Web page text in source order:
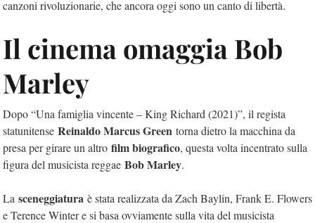
canzoni rivoluzionarie, che ancora oggi sono un canto di libertà.
Il cinema omaggia Bob
Marley
Dopo “Una famiglia vincente – King Richard (2021)”, il regista
statunitense Reinaldo Marcus Green torna dietro la macchina da
presa per girare un altro film biografico, questa volta incentrato sulla
figura del musicista reggae Bob Marley.
La sceneggiatura è stata realizzata da Zach Baylin, Frank E. Flowers
e Terence Winter e si basa ovviamente sulla vita del musicista